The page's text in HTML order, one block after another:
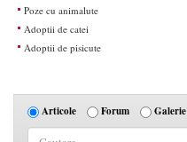
Poze cu animalute
Adoptii de catei
Adoptii de pisicute
Articole Forum Galerie